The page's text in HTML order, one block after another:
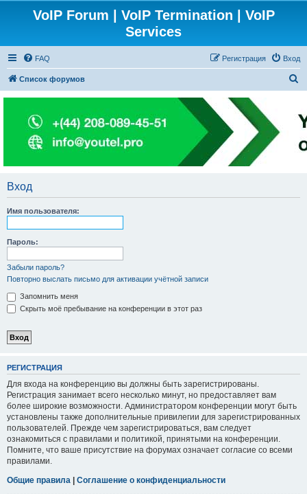
VoIP Forum | VoIP Termination | VoIP
Services
FAQ Вход
Регистрация
Список форумов
с
к
Вход
Имя пользователя:
Пароль:
Забыли пароль?
Повторно выслать письмо для активации учётной записи
Запомнить меня
Скрыть моё пребывание на конференции в этот раз
РЕГИСТРАЦИЯ
Для входа на конференцию вы должны быть зарегистрированы.
Регистрация занимает всего несколько минут, но предоставляет вам
более широкие возможности. Администратором конференции могут быть
установлены также дополнительные привилегии для зарегистрированных
пользователей. Прежде чем зарегистрироваться, вам следует
ознакомиться с правилами и политикой, принятыми на конференции.
Помните, что ваше присутствие на форумах означает согласие со всеми
правилами.
Общие правила | Соглашение о конфиденциальности